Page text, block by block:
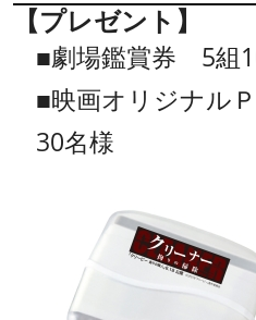
【プレゼント】
■劇場鑑賞券 5組
■映画オリジナル
30名様